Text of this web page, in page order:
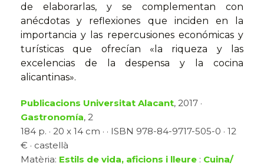
de elaborarlas, y se complementan con
anécdotas y reflexiones que inciden en la
importancia y las repercusiones económicas y
turísticas que ofrecían «la riqueza y las
excelencias de la despensa y la cocina
alicantinas».
Publicacions Universitat Alacant, 2017 ·
Gastronomía, 2
184 p. · 20 x 14 cm · · ISBN 978-84-9717-505-0 · 12
€ · castellà
Matèria: Estils de vida, aficions i lleure : Cuina/